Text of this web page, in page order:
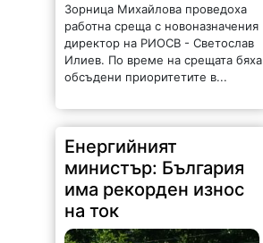
Зорница Михайлова проведоха
работна среща с новоназначения
директор на РИОСВ - Светослав
Илиев. По време на срещата бяха
обсъдени приоритетите в...
Енергийният
министър: България
има рекорден износ
на ток